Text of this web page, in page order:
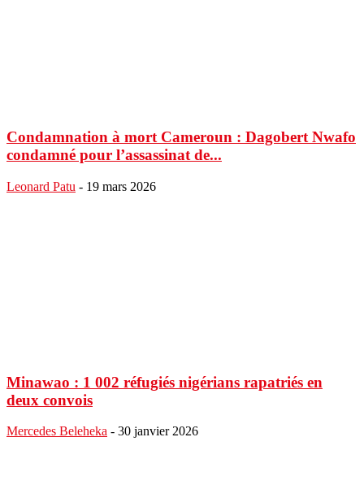
Condamnation à mort Cameroun : Dagobert Nwafo
condamné pour l’assassinat de...
Leonard Patu - 19 mars 2026
Minawao : 1 002 réfugiés nigérians rapatriés en
deux convois
Mercedes Beleheka - 30 janvier 2026